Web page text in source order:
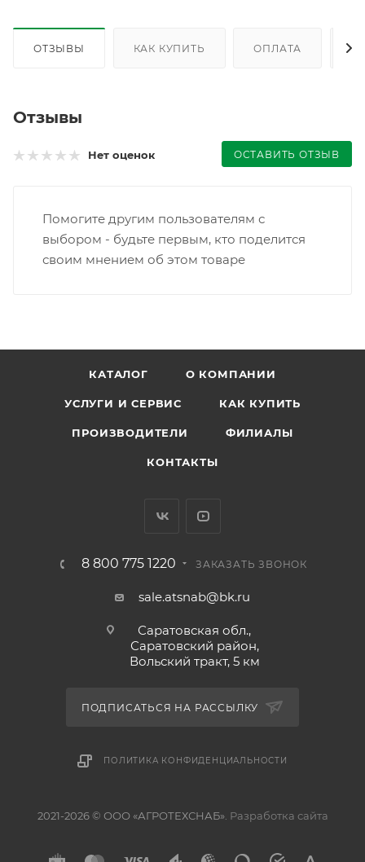
ОТЗЫВЫ КАК КУПИТЬ ОПЛАТА
Отзывы
Нет оценок ОСТАВИТЬ ОТЗЫВ
Помогите другим пользователям с
выбором - будьте первым, кто поделится
своим мнением об этом товаре
КАТАЛОГ О КОМПАНИИ
УСЛУГИ И СЕРВИС КАК КУПИТЬ
ПРОИЗВОДИТЕЛИ ФИЛИАЛЫ
КОНТАКТЫ
8 800 775 1220 ЗАКАЗАТЬ ЗВОНОК
sale.atsnab@bk.ru
Саратовская обл.,
Саратовский район,
Вольский тракт, 5 км
ПОДПИСАТЬСЯ НА РАССЫЛКУ
ПОЛИТИКА КОНФИДЕНЦИАЛЬНОСТИ
2021-2026 © ООО «АГРОТЕХСНАБ». Разработка сайта